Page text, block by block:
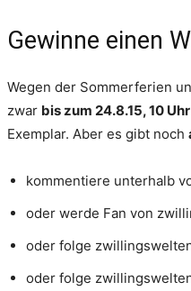
Gewinne einen
Wegen der Sommerferien
zwar bis zum 24.8.15, 10 Uhr
Exemplar. Aber es gibt noch
kommentiere unterhalb
oder werde Fan von
oder folge
oder folge